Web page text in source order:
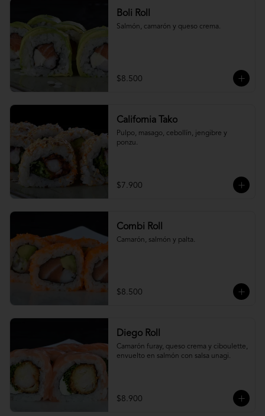
Boli Roll
Salmón, camarón y queso crema.
$8.500
California Tako
Pulpo, masago, cebollín, jengibre y
ponzu.
$7.900
Combi Roll
Camarón, salmón y palta.
$8.500
Diego Roll
Camarón furay, queso crema y ciboulette,
envuelto en salmón con salsa unagi.
$8.900